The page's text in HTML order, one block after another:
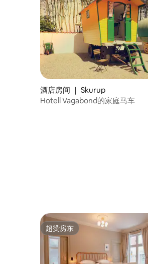
酒店房间 ｜ Skurup
Hotell Vagabond的家庭马车
超赞房东
超赞房东